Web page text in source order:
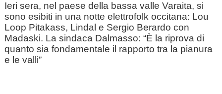
Ieri sera, nel paese della bassa valle Varaita, si
sono esibiti in una notte elettrofolk occitana: Lou
Loop Pitakass, Lindal e Sergio Berardo con
Madaski. La sindaca Dalmasso: “È la riprova di
quanto sia fondamentale il rapporto tra la pianura
e le valli”